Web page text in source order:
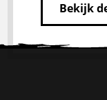
Bekijk